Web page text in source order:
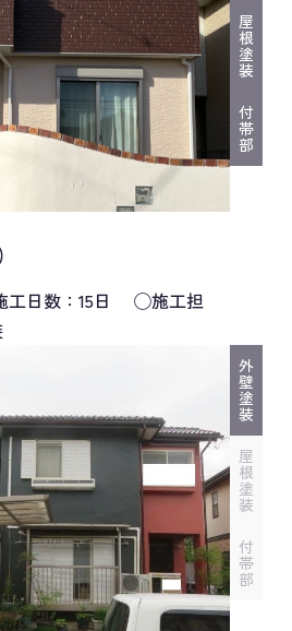
人は当社自慢の金野班が担当
職人の仕事の様子やマナーに
を頂き大変嬉しく思ってお
なって「すごく綺麗に仕上
お言葉を頂戴しスタッフ一
！ 今後はアフターメンテナ
させて頂きますので、末永
日数：15日 ◯施工担
屋
根
塗
装
付
帯
部
外
壁
塗
装
屋
根
塗
装
付
帯
部